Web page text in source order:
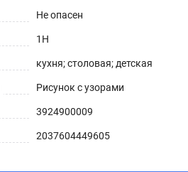
Не опасен
1H
кухня; столовая; детская
Рисунок с узорами
3924900009
2037604449605